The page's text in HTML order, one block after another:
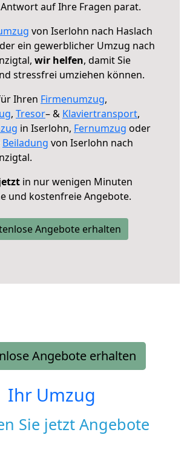
auf Ihre Fragen parat.
von Iserlohn nach Haslach
ein gewerblicher Umzug nach
wir helfen, damit Sie
stressfrei umziehen können.
Ihren Firmenumzug,
, Tresor– & Klaviertransport,
in Iserlohn, Fernumzug oder
Beiladung von Iserlohn nach
in nur wenigen Minuten
und kostenfreie Angebote.
Angebote erhalten
Angebote erhalten
Ihr Umzug
Sie jetzt Angebote